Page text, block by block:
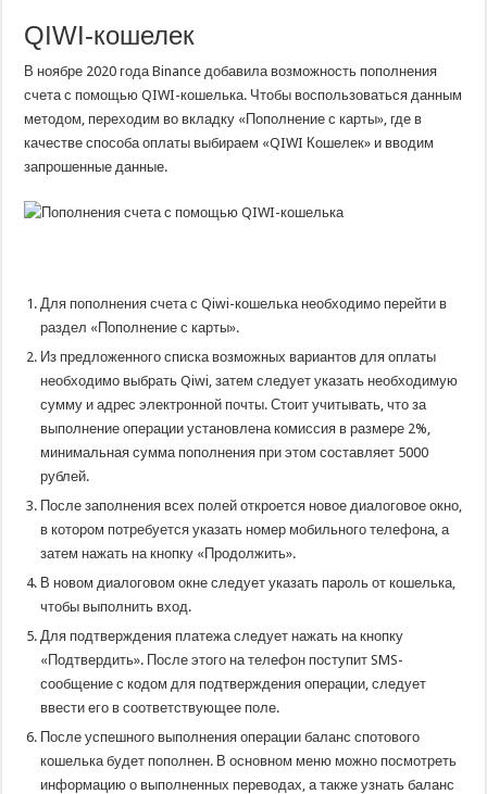
QIWI-кошелек
В ноябре 2020 года Binance добавила возможность пополнения
счета с помощью QIWI-кошелька. Чтобы воспользоваться данным
методом, переходим во вкладку «Пополнение с карты», где в
качестве способа оплаты выбираем «QIWI Кошелек» и вводим
запрошенные данные.
Для пополнения счета с Qiwi-кошелька необходимо перейти в
раздел «Пополнение с карты».
Из предложенного списка возможных вариантов для оплаты
необходимо выбрать Qiwi, затем следует указать необходимую
сумму и адрес электронной почты. Стоит учитывать, что за
выполнение операции установлена комиссия в размере 2%,
минимальная сумма пополнения при этом составляет 5000
рублей.
После заполнения всех полей откроется новое диалоговое окно,
в котором потребуется указать номер мобильного телефона, а
затем нажать на кнопку «Продолжить».
В новом диалоговом окне следует указать пароль от кошелька,
чтобы выполнить вход.
Для подтверждения платежа следует нажать на кнопку
«Подтвердить». После этого на телефон поступит SMS-
сообщение с кодом для подтверждения операции, следует
ввести его в соответствующее поле.
После успешного выполнения операции баланс спотового
кошелька будет пополнен. В основном меню можно посмотреть
информацию о выполненных переводах, а также узнать баланс